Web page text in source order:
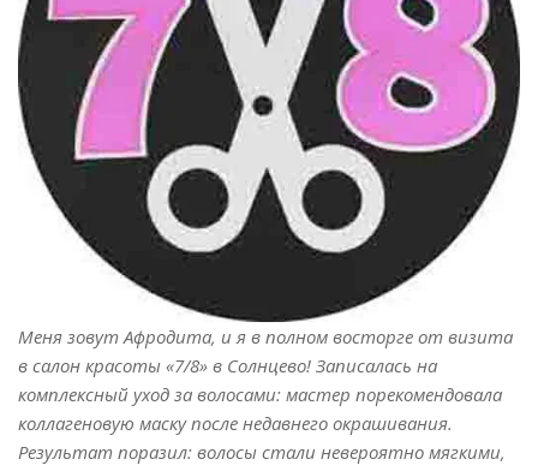
Меня зовут Афродита, и я в полном восторге от визита
в салон красоты «7/8» в Солнцево! Записалась на
комплексный уход за волосами: мастер порекомендовала
коллагеновую маску после недавнего окрашивания.
Результат поразил: волосы стали невероятно мягкими,